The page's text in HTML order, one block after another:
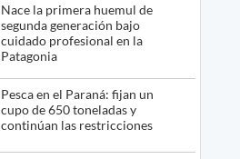
Nace la primera huemul de
segunda generación bajo
cuidado profesional en la
Patagonia
Pesca en el Paraná: fijan un
cupo de 650 toneladas y
continúan las restricciones